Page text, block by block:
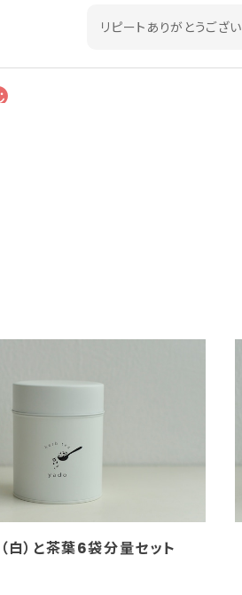
リピートありがとうござ
好きなお茶です😊❣️
）と茶葉6袋分量セット